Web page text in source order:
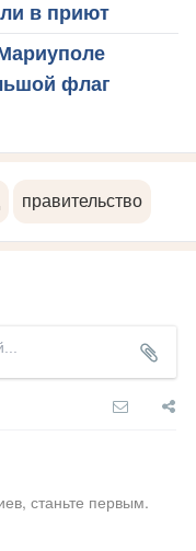
в приют
флаг
правительство
станьте первым.